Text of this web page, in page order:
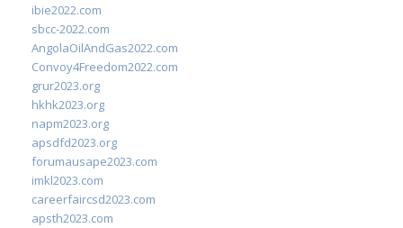
ibie2022.com
sbcc-2022.com
AngolaOilAndGas2022.com
Convoy4Freedom2022.com
grur2023.org
hkhk2023.org
napm2023.org
apsdfd2023.org
forumausape2023.com
imkl2023.com
careerfaircsd2023.com
apsth2023.com